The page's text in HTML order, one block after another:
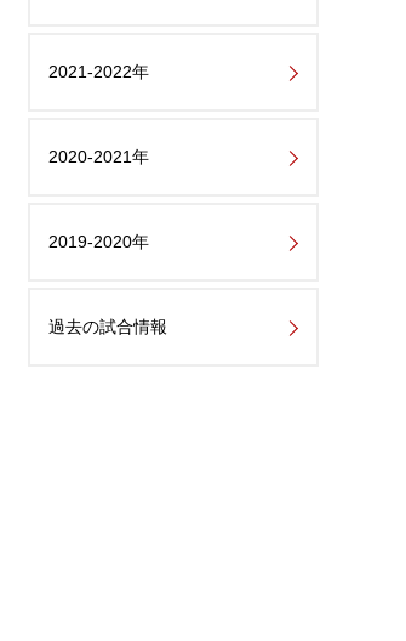
2021-2022年
2020-2021年
2019-2020年
過去の試合情報